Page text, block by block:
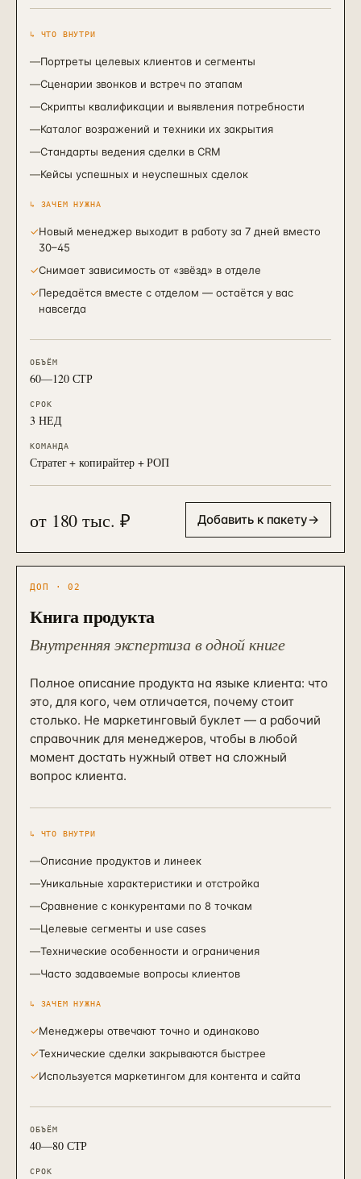
↳ ЧТО ВНУТРИ
—Портреты целевых клиентов и сегменты
—Сценарии звонков и встреч по этапам
—Скрипты квалификации и выявления потребности
—Каталог возражений и техники их закрытия
—Стандарты ведения сделки в CRM
—Кейсы успешных и неуспешных сделок
↳ ЗАЧЕМ НУЖНА
✓Новый менеджер выходит в работу за 7 дней вместо
30–45
✓Снимает зависимость от «звёзд» в отделе
✓Передаётся вместе с отделом — остаётся у вас
навсегда
ОБЪЁМ
60—120 СТР
СРОК
3 НЕД
КОМАНДА
Стратег + копирайтер + РОП
от 180 тыс. ₽ Добавить к пакету→
ДОП · 02
Книга продукта
Внутренняя экспертиза в одной книге
Полное описание продукта на языке клиента: что
это, для кого, чем отличается, почему стоит
столько. Не маркетинговый буклет — а рабочий
справочник для менеджеров, чтобы в любой
момент достать нужный ответ на сложный
вопрос клиента.
↳ ЧТО ВНУТРИ
—Описание продуктов и линеек
—Уникальные характеристики и отстройка
—Сравнение с конкурентами по 8 точкам
—Целевые сегменты и use cases
—Технические особенности и ограничения
—Часто задаваемые вопросы клиентов
↳ ЗАЧЕМ НУЖНА
✓Менеджеры отвечают точно и одинаково
✓Технические сделки закрываются быстрее
✓Используется маркетингом для контента и сайта
ОБЪЁМ
40—80 СТР
СРОК